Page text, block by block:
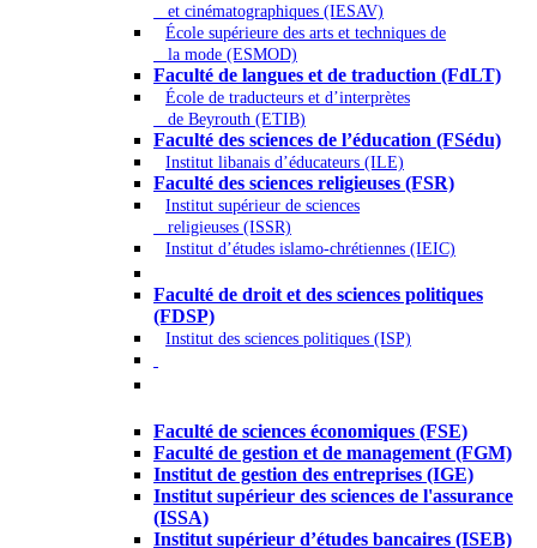
et cinématographiques (IESAV)
École supérieure des arts et techniques de
la mode (ESMOD)
Faculté de langues et de traduction (FdLT)
École de traducteurs et d’interprètes
de Beyrouth (ETIB)
Faculté des sciences de l’éducation (FSédu)
Institut libanais d’éducateurs (ILE)
Faculté des sciences religieuses (FSR)
Institut supérieur de sciences
religieuses (ISSR)
Institut d’études islamo-chrétiennes (IEIC)
Faculté de droit et des sciences politiques
(FDSP)
Institut des sciences politiques (ISP)
Faculté de sciences économiques (FSE)
Faculté de gestion et de management (FGM)
Institut de gestion des entreprises (IGE)
Institut supérieur des sciences de l'assurance
(ISSA)
Institut supérieur d’études bancaires (ISEB)